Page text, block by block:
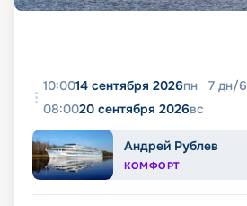
10:0014 сентября 2026пн 7 дн/6
08:0020 сентября 2026вс
Андрей Рублев
КОМФОРТ